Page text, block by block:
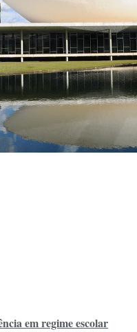
em regime escolar